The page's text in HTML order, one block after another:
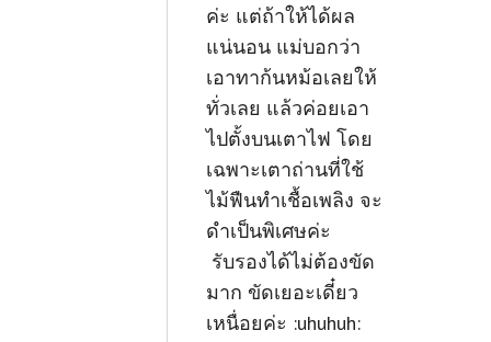
ค่ะ แต่ถ้าให้ได้ผล
แน่นอน แม่บอกว่า
เอาทาก้นหม้อเลยให้
ทั่วเลย แล้วค่อยเอา
ไปตั้งบนเตาไฟ โดย
เฉพาะเตาถ่านที่ใช้
ไม้ฟืนทำเชื้อเพลิง จะ
ดำเป็นพิเศษค่ะ
รับรองได้ไม่ต้องขัด
มาก ขัดเยอะเดี๋ยว
เหนื่อยค่ะ :uhuhuh: